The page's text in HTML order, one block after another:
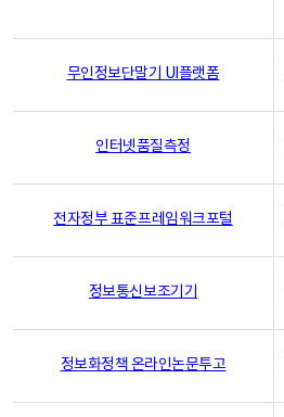
무인정보단말기 UI플랫폼
인터넷품질측정
전자정부 표준프레임워크포털
정보통신보조기기
정보화정책 온라인논문투고